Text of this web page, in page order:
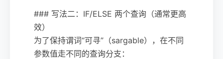
### 写法二：IF/ELSE 两个查询（通常更高
效）
为了保持谓词“可寻”（sargable），在不同
参数值走不同的查询分支：